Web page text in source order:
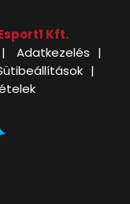
Kft.
Adatkezelés